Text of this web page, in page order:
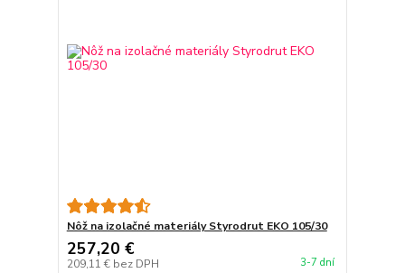
Nôž na izolačné materiály Styrodrut EKO 105/30
257,20 €
209,11 € bez DPH 3-7 dní